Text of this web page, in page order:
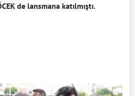
de lansmana katılmıştı.